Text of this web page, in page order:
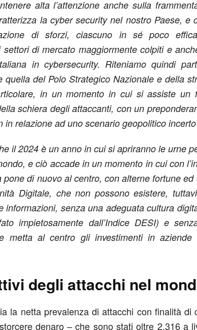
alta l’attenzione anche sulla
la cyber security nel nostro Paese, e
di sforzi, ciascuno in sé poco
settori di mercato maggiormente colpiti e
in cybersecurity. Riteniamo quindi
quella del Polo Strategico Nazionale e della
in un momento in cui si assiste un
schiera degli attaccanti, con un
in relazione ad uno scenario geopolitico
il 2024 è un anno in cui si apriranno le urne
e ciò accade in un momento in cui con
pone di nuovo al centro, con alterne fortune ed
Digitale, che non possono esistere,
informazioni, senza una adeguata cultura
impietosamente dall’Indice DESI) e
metta al centro gli investimenti in aziende
degli attacchi nel
la netta prevalenza di attacchi con finalità di
denaro – che sono stati oltre 2.316 a